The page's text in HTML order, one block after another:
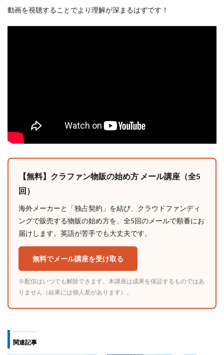
動画を視聴することでより理解が深まるはずです！
【無料】クラファン物販の始め方 メール講座（全5
回）
海外メーカーと「独占契約」を結び、クラウドファンディ
ングで販売する物販の始め方を、全5回のメールで順番にお
届けします。英語が苦手でも大丈夫です。
無料でメール講座を受け取る
※配信はいつでも解除できます。本講座は成果を保証するものではあ
りません（結果には個人差があります）。
関連記事